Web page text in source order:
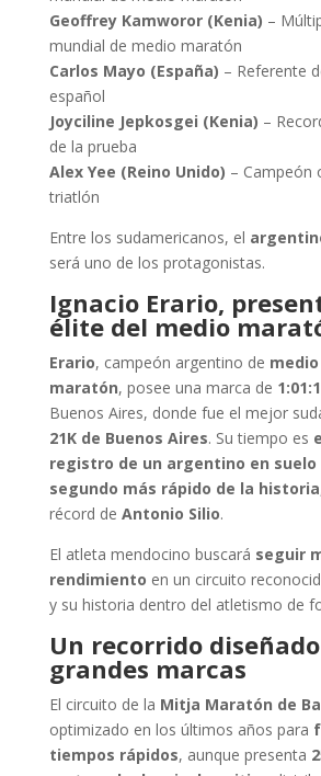
Geoffrey Kamworor (Kenia) –
mundial de medio maratón
Carlos Mayo (España) – Referente
español
Joyciline Jepkosgei (Kenia) –
de la prueba
Alex Yee (Reino Unido) – Campeón
triatlón
Entre los sudamericanos, el
será uno de los protagonistas.
Ignacio Erario,
élite del medio
Erario, campeón argentino de
maratón, posee una marca de
Buenos Aires, donde fue el mejor
21K de Buenos Aires. Su tiempo es
registro de un argentino en suelo
segundo más rápido de la historia
récord de Antonio Silio.
El atleta mendocino buscará seguir
rendimiento en un circuito
y su historia dentro del atletismo de
Un recorrido
grandes marcas
El circuito de la Mitja Maratón de
optimizado en los últimos años para
tiempos rápidos, aunque presenta